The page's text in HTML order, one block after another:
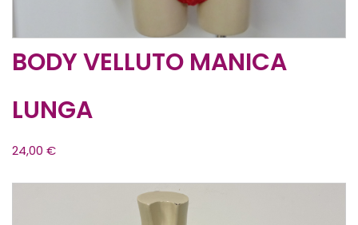
BODY VELLUTO MANICA
LUNGA
24,00 €